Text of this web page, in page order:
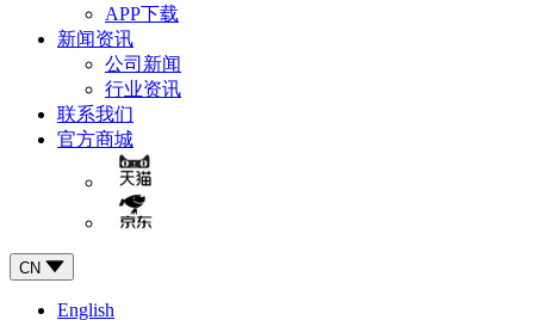
APP下载
新闻资讯
公司新闻
行业资讯
联系我们
官方商城
CN
English